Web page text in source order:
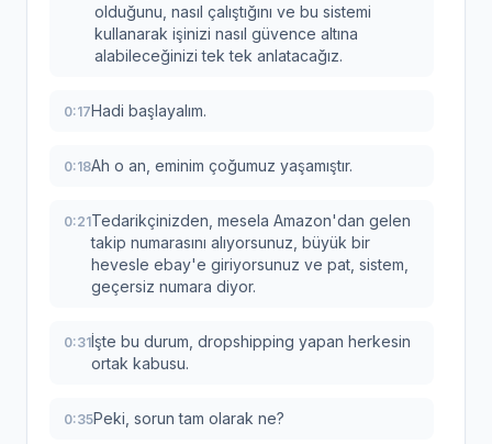
olduğunu, nasıl çalıştığını ve bu sistemi
kullanarak işinizi nasıl güvence altına
alabileceğinizi tek tek anlatacağız.
0:17Hadi başlayalım.
0:18Ah o an, eminim çoğumuz yaşamıştır.
0:21Tedarikçinizden, mesela Amazon'dan gelen
takip numarasını alıyorsunuz, büyük bir
hevesle ebay'e giriyorsunuz ve pat, sistem,
geçersiz numara diyor.
0:31İşte bu durum, dropshipping yapan herkesin
ortak kabusu.
0:35Peki, sorun tam olarak ne?